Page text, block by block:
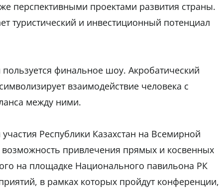
перспективными проектами развития страны.
туристический и инвестиционный потенциал
финальное шоу. Акробатический
взаимодействие человека с
между ними.
Республики Казахстан на Всемирной
возможность привлечения прямых и косвенных
на площадке Национального павильона РК
в рамках которых пройдут конференции,